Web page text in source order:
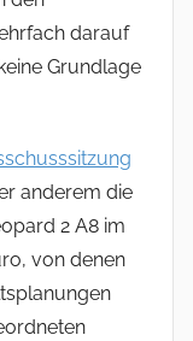
darauf
Grundlage
anderem die
2 A8 im
von denen